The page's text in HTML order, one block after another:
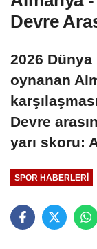
Devre
2026 Dünya
oynanan
Devre
yarı skoru:
SPOR HABERLERI